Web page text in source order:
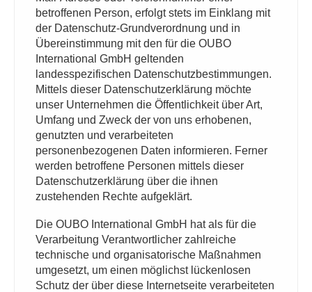
betroffenen Person, erfolgt stets im Einklang mit
der Datenschutz-Grundverordnung und in
Übereinstimmung mit den für die OUBO
International GmbH geltenden
landesspezifischen Datenschutzbestimmungen.
Mittels dieser Datenschutzerklärung möchte
unser Unternehmen die Öffentlichkeit über Art,
Umfang und Zweck der von uns erhobenen,
genutzten und verarbeiteten
personenbezogenen Daten informieren. Ferner
werden betroffene Personen mittels dieser
Datenschutzerklärung über die ihnen
zustehenden Rechte aufgeklärt.
Die OUBO International GmbH hat als für die
Verarbeitung Verantwortlicher zahlreiche
technische und organisatorische Maßnahmen
umgesetzt, um einen möglichst lückenlosen
Schutz der über diese Internetseite verarbeiteten